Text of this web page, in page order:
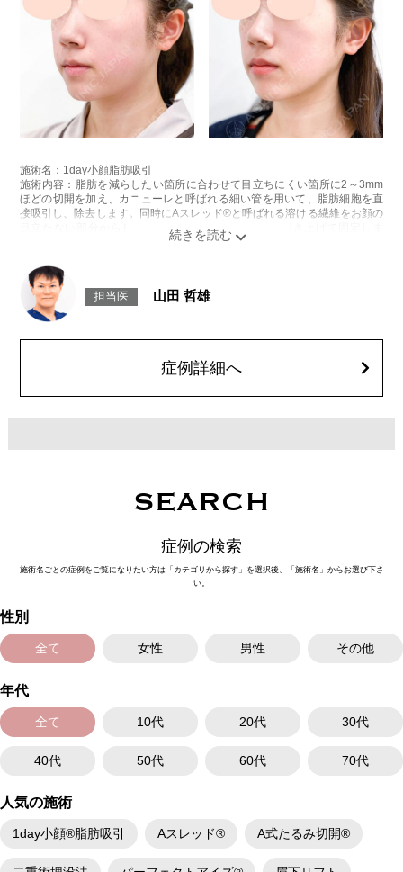
施術名：1day小顔脂肪吸引
施術内容：脂肪を減らしたい箇所に合わせて目立ちにくい箇所に2～3mm
ほどの切開を加え、カニューレと呼ばれる細い管を用いて、脂肪細胞を直
接吸引し、除去します。同時にAスレッド®と呼ばれる溶ける繊維をお顔の
目立たない部分から皮下へ挿入し、皮膚を内側から引き上げて固定しま
リスク、副作用：赤み、熱感、痛み、しびれ、むくみ、内出血、引き攣れ
感などが術後一時的に生じることがございます。また、稀に貧血、細菌感
染症、左右差、施術箇所の知覚鈍麻、ぼこつき、硬結、瘢痕化、色素沈
着、脂肪塞栓、皮膚のよれ、繊維の突出などを生じることがございます。
顔の脂肪吸引箇所の追加 1ヶ所ごと+162,800円(税込)
オプション：笑気麻酔 3,300円(税込)
担当医 山田 哲雄
症例詳細へ
SEARCH
症例の検索
施術名ごとの症例をご覧になりたい方は「カテゴリから探す」を選択後、「施術名」からお選び下さ
い。
性別
全て 女性 男性 その他
年代
全て 10代 20代 30代
40代 50代 60代 70代
人気の施術
1day小顔®脂肪吸引 Aスレッド® A式たるみ切開®